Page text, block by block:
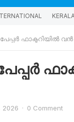
ഫാക്ടറിയിൽ വൻ
2026 · 0 Comment